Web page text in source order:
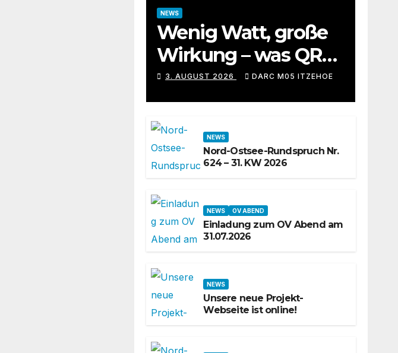
NEWS
Wenig Watt, große
Wirkung – was QRP-
Betrieb auf
Kurzwelle wirklich
kann
3. AUGUST 2026 DARC M05 ITZEHOE
NEWS
Nord-Ostsee-Rundspruch Nr.
624 – 31. KW 2026
NEWS OV ABEND
Einladung zum OV Abend am
31.07.2026
NEWS
Unsere neue Projekt-
Webseite ist online!